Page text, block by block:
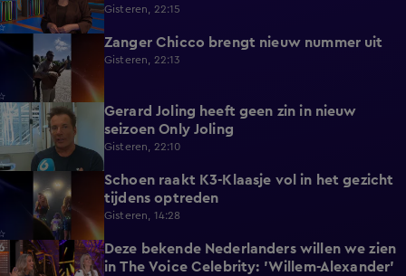
Gisteren, 22:15
0:22 Zanger Chicco brengt nieuw nummer uit
Gisteren, 22:13
0:43
Gerard Joling heeft geen zin in nieuw
seizoen Only Joling
Gisteren, 22:10
0:30
Schoen raakt K3-Klaasje vol in het gezicht
tijdens optreden
Gisteren, 14:28
4:06
Deze bekende Nederlanders willen we zien
in The Voice Celebrity: 'Willem-Alexander'